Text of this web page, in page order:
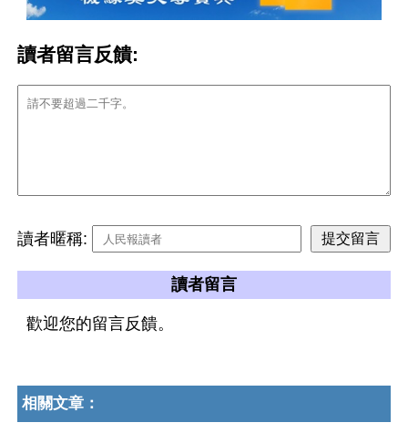
讀者留言反饋:
讀者暱稱:
讀者留言
歡迎您的留言反饋。
相關文章：